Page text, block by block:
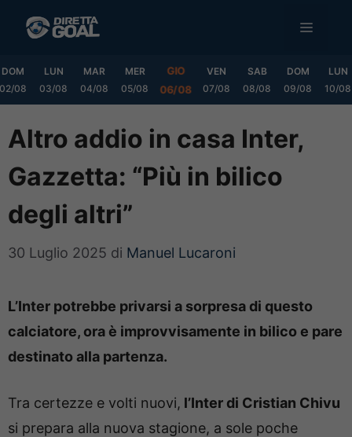
MENU
DOM
02/08
LUN
03/08
MAR
04/08
MER
05/08
GIO
06/08
VEN
07/08
SAB
08/08
DOM
09/08
LUN
10/08
Altro addio in casa Inter,
Gazzetta: “Più in bilico
degli altri”
30 Luglio 2025 di Manuel Lucaroni
L’Inter potrebbe privarsi a sorpresa di questo
calciatore, ora è improvvisamente in bilico e pare
destinato alla partenza.
Tra certezze e volti nuovi, l’Inter di Cristian Chivu
si prepara alla nuova stagione, a sole poche